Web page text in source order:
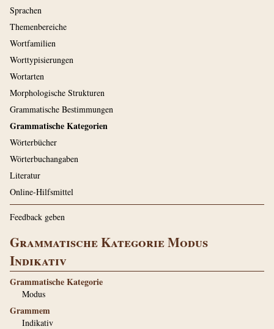
Sprachen
Themenbereiche
Wortfamilien
Worttypisierungen
Wortarten
Morphologische Strukturen
Grammatische Bestimmungen
Grammatische Kategorien
Wörterbücher
Wörterbuchangaben
Literatur
Online-Hilfsmittel
Feedback geben
Grammatische Kategorie Modus
Indikativ
Grammatische Kategorie
Modus
Grammem
Indikativ